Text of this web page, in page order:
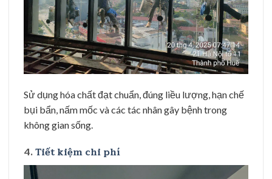
Sử dụng hóa chất đạt chuẩn, đúng liều lượng, hạn chế
bụi bẩn, nấm mốc và các tác nhân gây bệnh trong
không gian sống.
4.Tiết kiệm chi phí